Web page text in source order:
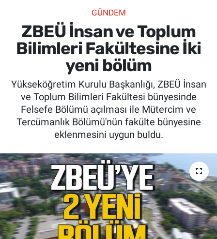
GÜNDEM
ZBEÜ İnsan ve Toplum
Bilimleri Fakültesine İki
yeni bölüm
Yükseköğretim Kurulu Başkanlığı, ZBEÜ İnsan
ve Toplum Bilimleri Fakültesi bünyesinde
Felsefe Bölümü açılması ile Mütercim ve
Tercümanlık Bölümü'nün fakülte bünyesine
eklenmesini uygun buldu.
SPOR